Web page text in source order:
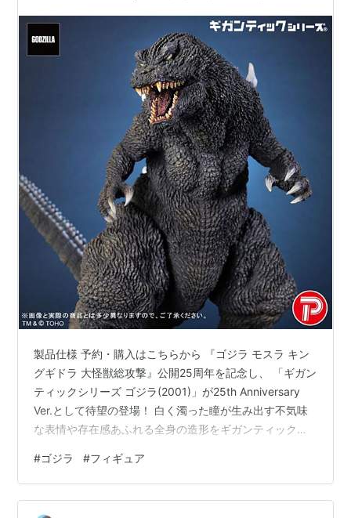
製品仕様 予約・購入はこちらから 『ゴジラ モスラ キン
グギドラ 大怪獣総攻撃』公開25周年を記念し、 「ギガン
ティックシリーズ ゴジラ(2001)」が25th Anniversary
Ver.として待望の登場！ 白く濁った瞳が生み出す不気味
な表情や存在感あふれる全身の造形をギガンティックシ
ガンティックシリーズ ゴジラ(2001) 25th Anniversary
Ver. 完成品フィギュア 『ゴジラ モスラ キングギドラ 大
怪獣総攻撃』 製品仕様 [商品サイズ] 全高:約40cm 全長:
#ゴジラ #フィギュア